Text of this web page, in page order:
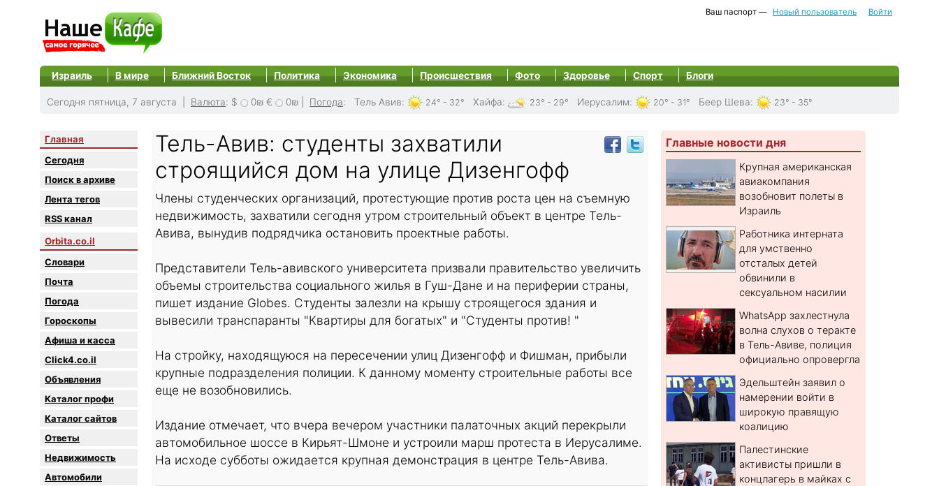
Ваш паспорт — Новый пользователь Войти
Израиль В мире Ближний Восток Политика Экономика Происшествия Фото Здоровье Спорт Блоги
Сегодня пятница, 7 августа | Валюта: $ 0₪ € 0₪ Погода: Тель Авив: 24° - 32° Хайфа: 23° - 29° Иерусалим: 20° - 31° Беер Шева: 23° - 35°
Главная
Сегодня
Поиск в архиве
Лента тегов
RSS канал
Orbita.co.il
Словари
Почта
Погода
Гороскопы
Афиша и касса
Click4.co.il
Объявления
Каталог профи
Каталог сайтов
Oтветы
Недвижимость
Автомобили
Тель-Авив: студенты захватили
строящийся дом на улице Дизенгофф
Члены студенческих организаций, протестующие против роста цен на съемную
недвижимость, захватили сегодня утром строительный объект в центре Тель-
Авива, вынудив подрядчика остановить проектные работы.
Представители Тель-авивского университета призвали правительство увеличить
объемы строительства социального жилья в Гуш-Дане и на периферии страны,
пишет издание Globes. Студенты залезли на крышу строящегося здания и
вывесили транспаранты "Квартиры для богатых" и "Студенты против! "
На стройку, находящуюся на пересечении улиц Дизенгофф и Фишман, прибыли
крупные подразделения полиции. К данному моменту строительные работы все
еще не возобновились.
Издание отмечает, что вчера вечером участники палаточных акций перекрыли
автомобильное шоссе в Кирьят-Шмоне и устроили марш протеста в Иерусалиме.
На исходе субботы ожидается крупная демонстрация в центре Тель-Авива.
Главные новости дня
Крупная американская
авиакомпания
возобновит полеты в
Израиль
Работника интерната
для умственно
отсталых детей
обвинили в
сексуальном насилии
WhatsApp захлестнула
волна слухов о теракте
в Тель-Авиве, полиция
официально опровергла
Эдельштейн заявил о
намерении войти в
широкую правящую
коалицию
Палестинские
активисты пришли в
концлагерь в майках с